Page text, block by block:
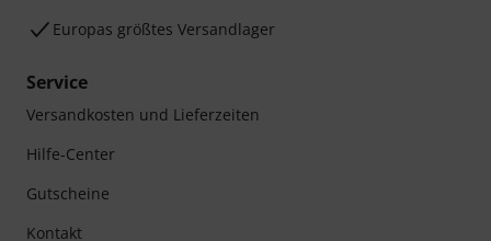
Europas größtes Versandlager
Service
Versandkosten und Lieferzeiten
Hilfe-Center
Gutscheine
Kontakt